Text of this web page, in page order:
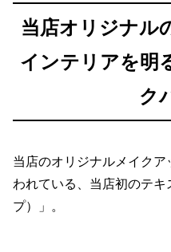
当店オリジナル
インテリアを明
ク
当店のオリジナルメイク
われている、当店初のテ
プ）」。